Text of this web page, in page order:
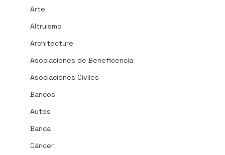
Arte
Altruismo
Architecture
Asociaciones de Beneficencia
Asociaciones Civiles
Bancos
Autos
Banca
Cáncer